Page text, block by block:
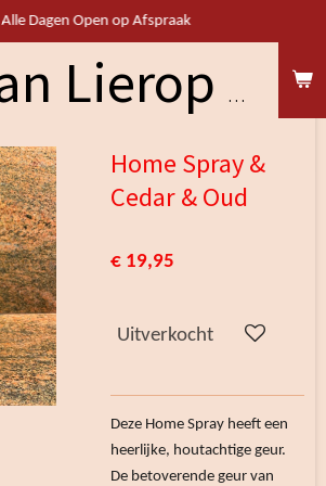
Van Lierop Woning & Projectstoffering
Alle Dagen Open op Afspraak
Home Spray &
Cedar & Oud
€ 19,95
Uitverkocht
Deze Home Spray heeft een
heerlijke, houtachtige geur.
De betoverende geur van